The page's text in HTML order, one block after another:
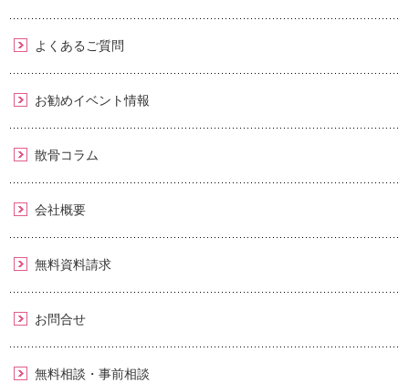
よくあるご質問
お勧めイベント情報
散骨コラム
会社概要
無料資料請求
お問合せ
無料相談・事前相談